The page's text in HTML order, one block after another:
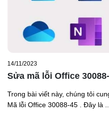
14/11/2023
Sửa mã lỗi Office
Trong bài viết này, chúng tôi
Mã lỗi Office 30088-45 . Đây là ...